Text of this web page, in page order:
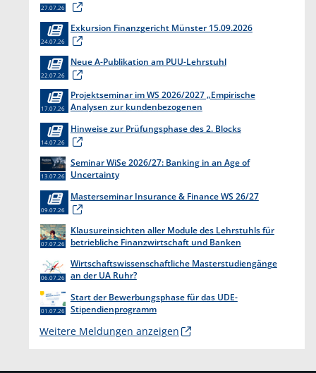
27.07.26
Exkursion Finanzgericht Münster 15.09.2026
24.07.26
Neue A-Publikation am PUU-Lehrstuhl
22.07.26
Projektseminar im WS 2026/2027 „Empirische
Analysen zur kundenbezogenen
17.07.26
Hinweise zur Prüfungsphase des 2. Blocks
14.07.26
Seminar WiSe 2026/27: Banking in an Age of
Uncertainty
13.07.26
Masterseminar Insurance & Finance WS 26/27
09.07.26
Klausureinsichten aller Module des Lehrstuhls für
betriebliche Finanzwirtschaft und Banken
07.07.26
Wirtschaftswissenschaftliche Masterstudiengänge
an der UA Ruhr?
06.07.26
Start der Bewerbungsphase für das UDE-
Stipendienprogramm
01.07.26
Weitere Meldungen anzeigen